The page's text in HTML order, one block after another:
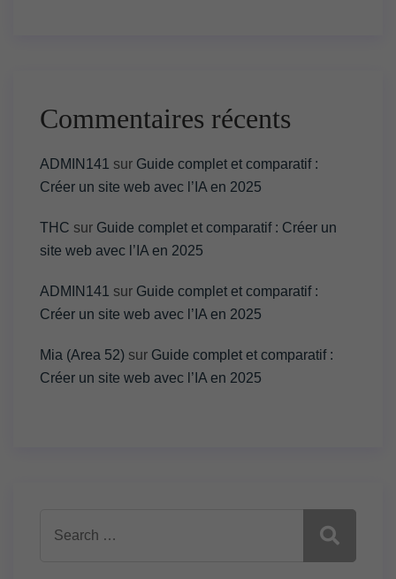
Commentaires récents
ADMIN141 sur Guide complet et comparatif :
Créer un site web avec l’IA en 2025
THC sur Guide complet et comparatif : Créer un
site web avec l’IA en 2025
ADMIN141 sur Guide complet et comparatif :
Créer un site web avec l’IA en 2025
Mia (Area 52) sur Guide complet et comparatif :
Créer un site web avec l’IA en 2025
for: